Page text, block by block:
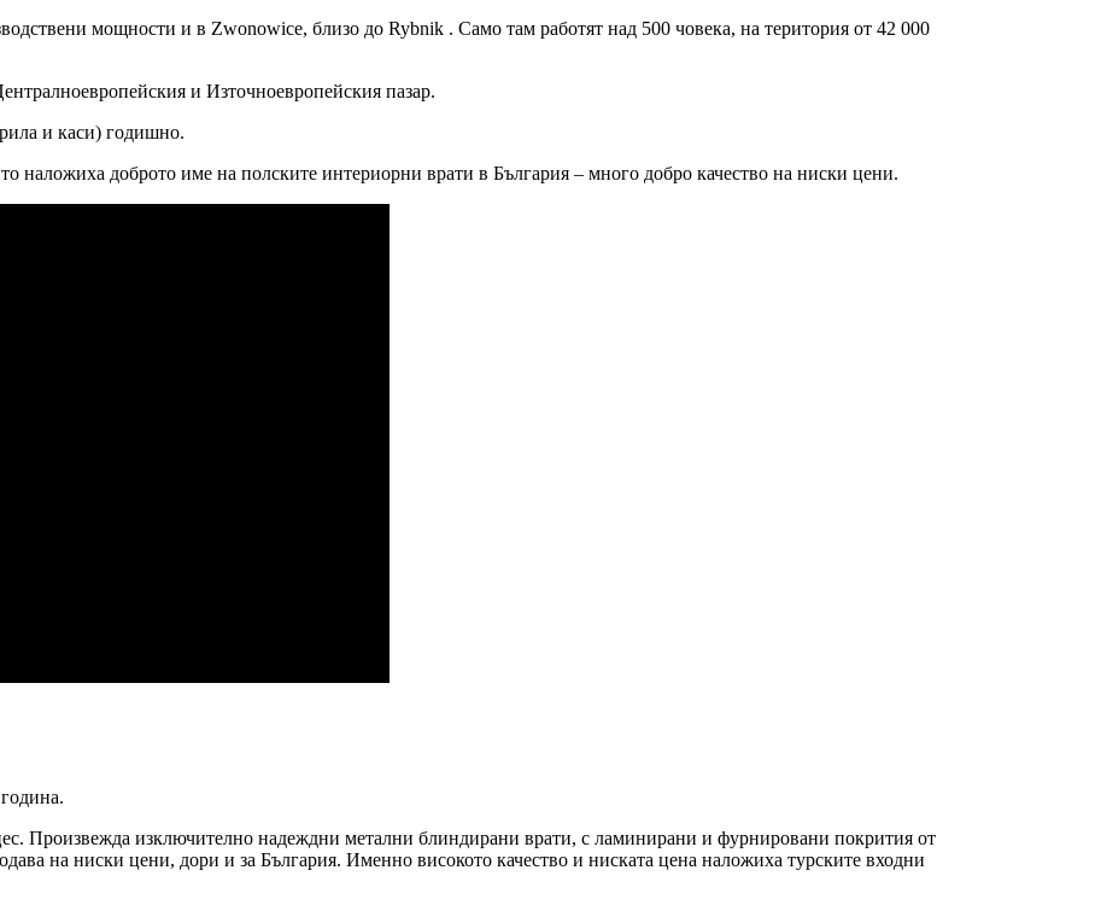
мощности и в Zwonowice, близо до Rybnik . Само там работят над 500 човека, на територия от 42 000
и Източноевропейския пазар.
и каси) годишно.
наложиха доброто име на полските интериорни врати в България – много добро качество на ниски цени.
Произвежда изключително надеждни метални блиндирани врати, с ламинирани и фурнировани покрития от
на ниски цени, дори и за България. Именно високото качество и ниската цена наложиха турските входни